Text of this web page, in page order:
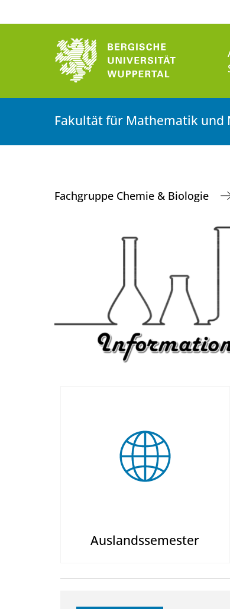
Fakultät für Mathematik und
Fachgruppe Chemie & Biologie
Auslandssemester